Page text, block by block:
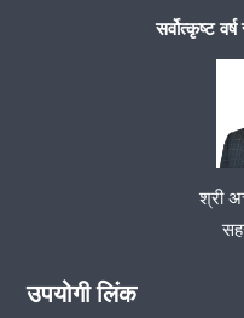
सर्वोत्कृष्ट
श्री
उपयोगी लिंक